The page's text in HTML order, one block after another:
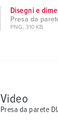
Disegni e
Presa da
PNG, 310 KB
Video
Presa da parete